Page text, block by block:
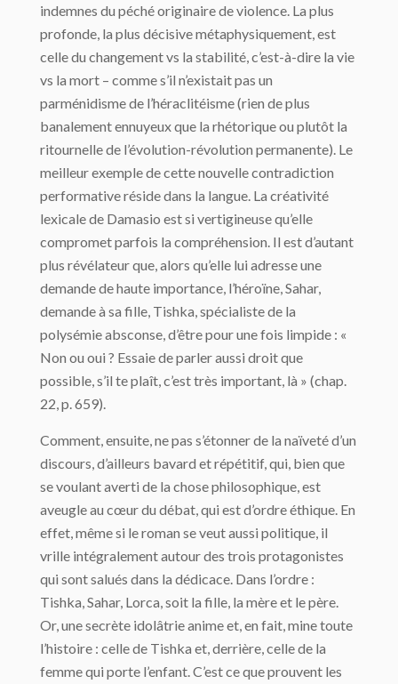
indemnes du péché originaire de violence. La plus
profonde, la plus décisive métaphysiquement, est
celle du changement vs la stabilité, c’est-à-dire la vie
vs la mort – comme s’il n’existait pas un
parménidisme de l’héraclitéisme (rien de plus
banalement ennuyeux que la rhétorique ou plutôt la
ritournelle de l’évolution-révolution permanente). Le
meilleur exemple de cette nouvelle contradiction
performative réside dans la langue. La créativité
lexicale de Damasio est si vertigineuse qu’elle
compromet parfois la compréhension. Il est d’autant
plus révélateur que, alors qu’elle lui adresse une
demande de haute importance, l’héroïne, Sahar,
demande à sa fille, Tishka, spécialiste de la
polysémie absconse, d’être pour une fois limpide : «
Non ou oui ? Essaie de parler aussi droit que
possible, s’il te plaît, c’est très important, là » (chap.
22, p. 659).
Comment, ensuite, ne pas s’étonner de la naïveté d’un
discours, d’ailleurs bavard et répétitif, qui, bien que
se voulant averti de la chose philosophique, est
aveugle au cœur du débat, qui est d’ordre éthique. En
effet, même si le roman se veut aussi politique, il
vrille intégralement autour des trois protagonistes
qui sont salués dans la dédicace. Dans l’ordre :
Tishka, Sahar, Lorca, soit la fille, la mère et le père.
Or, une secrète idolâtrie anime et, en fait, mine toute
l’histoire : celle de Tishka et, derrière, celle de la
femme qui porte l’enfant. C’est ce que prouvent les